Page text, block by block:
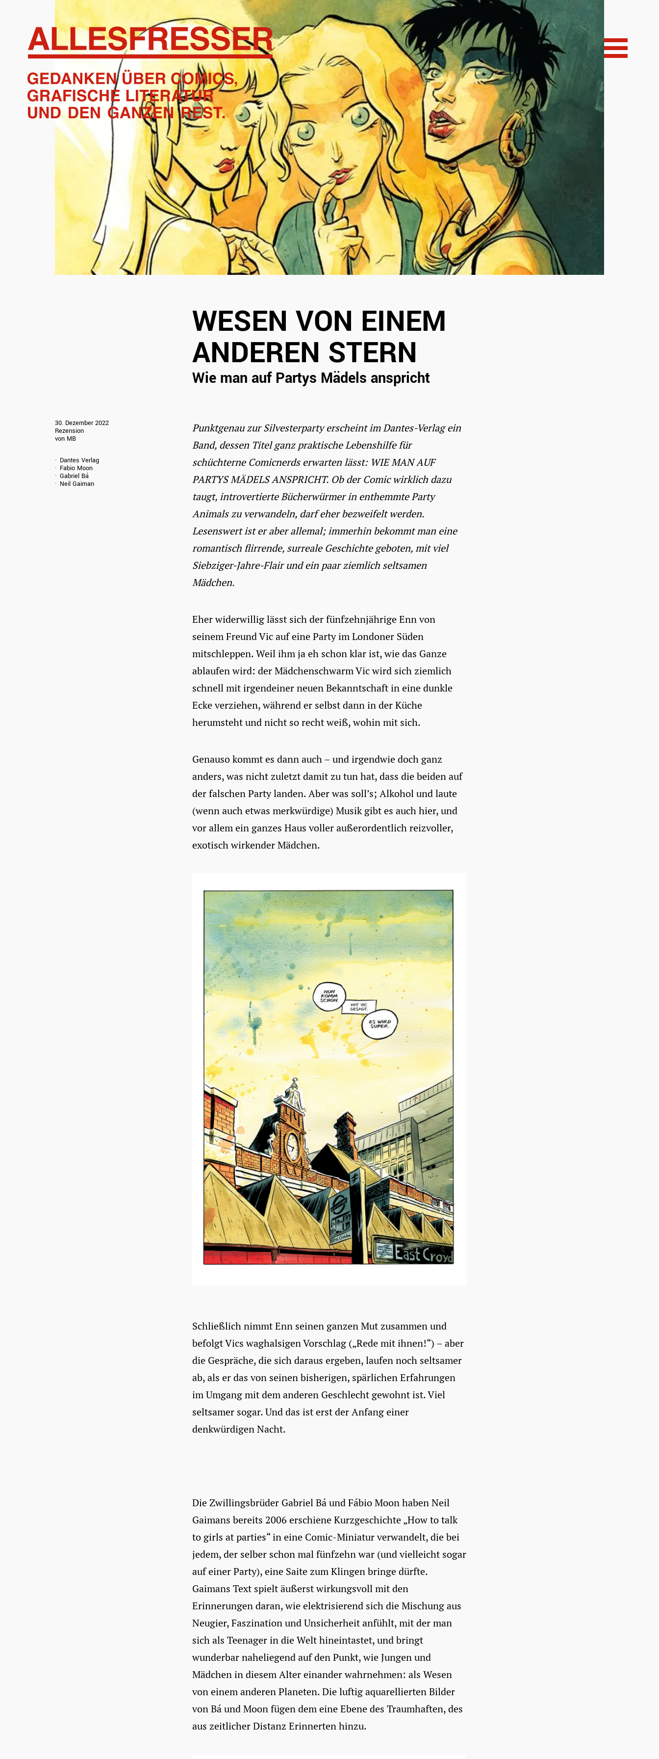
WESEN VON EINEM
ANDEREN STERN
Wie man auf Partys Mädels anspricht
30. Dezember 2022
Rezension
von MB
Dantes Verlag
Fabio Moon
Gabriel Bá
Neil Gaiman
Punktgenau zur Silvesterparty erscheint im Dantes-Verlag ein
Band, dessen Titel ganz praktische Lebenshilfe für
schüchterne Comicnerds erwarten lässt: WIE MAN AUF
PARTYS MÄDELS ANSPRICHT. Ob der Comic wirklich dazu
taugt, introvertierte Bücherwürmer in enthemmte Party
Animals zu verwandeln, darf eher bezweifelt werden.
Lesenswert ist er aber allemal; immerhin bekommt man eine
romantisch flirrende, surreale Geschichte geboten, mit viel
Siebziger-Jahre-Flair und ein paar ziemlich seltsamen
Mädchen.
Eher widerwillig lässt sich der fünfzehnjährige Enn von
seinem Freund Vic auf eine Party im Londoner Süden
mitschleppen. Weil ihm ja eh schon klar ist, wie das Ganze
ablaufen wird: der Mädchenschwarm Vic wird sich ziemlich
schnell mit irgendeiner neuen Bekanntschaft in eine dunkle
Ecke verziehen, während er selbst dann in der Küche
herumsteht und nicht so recht weiß, wohin mit sich.
Genauso kommt es dann auch – und irgendwie doch ganz
anders, was nicht zuletzt damit zu tun hat, dass die beiden auf
der falschen Party landen. Aber was soll’s; Alkohol und laute
(wenn auch etwas merkwürdige) Musik gibt es auch hier, und
vor allem ein ganzes Haus voller außerordentlich reizvoller,
exotisch wirkender Mädchen.
Schließlich nimmt Enn seinen ganzen Mut zusammen und
befolgt Vics waghalsigen Vorschlag („Rede mit ihnen!“) – aber
die Gespräche, die sich daraus ergeben, laufen noch seltsamer
ab, als er das von seinen bisherigen, spärlichen Erfahrungen
im Umgang mit dem anderen Geschlecht gewohnt ist. Viel
seltsamer sogar. Und das ist erst der Anfang einer
denkwürdigen Nacht.
Die Zwillingsbrüder Gabriel Bá und Fábio Moon haben Neil
Gaimans bereits 2006 erschiene Kurzgeschichte „How to talk
to girls at parties“ in eine Comic-Miniatur verwandelt, die bei
jedem, der selber schon mal fünfzehn war (und vielleicht sogar
auf einer Party), eine Saite zum Klingen bringe dürfte.
Gaimans Text spielt äußerst wirkungsvoll mit den
Erinnerungen daran, wie elektrisierend sich die Mischung aus
Neugier, Faszination und Unsicherheit anfühlt, mit der man
sich als Teenager in die Welt hineintastet, und bringt
wunderbar naheliegend auf den Punkt, wie Jungen und
Mädchen in diesem Alter einander wahrnehmen: als Wesen
von einem anderen Planeten. Die luftig aquarellierten Bilder
von Bá und Moon fügen dem eine Ebene des Traumhaften, des
aus zeitlicher Distanz Erinnerten hinzu.